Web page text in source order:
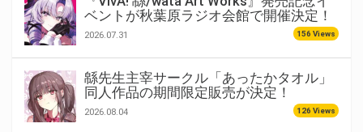
ベントが秋葉原ラジオ会館で開催決定！
2026.07.31 156 Views
緜先生主宰サークル「あったかタオル」
同人作品の期間限定販売が決定！
2026.08.04 126 Views